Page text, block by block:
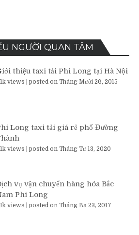
NGƯỜI QUAN TÂM
thiệu taxi tải Phi Long tại Hà Nội
views posted on Tháng Mười 26, 2015
Long taxi tải giá rẻ phố Đường
views posted on Tháng Tư 13, 2020
vụ vận chuyển hàng hóa Bắc
Phi Long
views posted on Tháng Ba 23, 2017